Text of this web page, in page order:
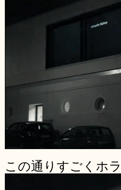
この通りすごくホラ